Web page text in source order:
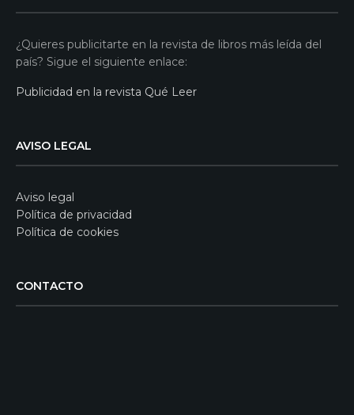
¿Quieres publicitarte en la revista de libros más leída del
país? Sigue el siguiente enlace:
Publicidad en la revista Qué Leer
AVISO LEGAL
Aviso legal
Política de privacidad
Política de cookies
CONTACTO